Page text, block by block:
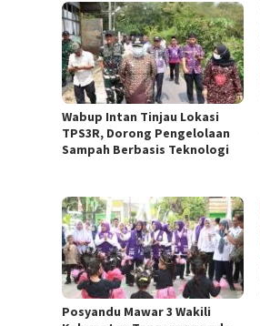
Wabup Intan Tinjau Lokasi
TPS3R, Dorong Pengelolaan
Sampah Berbasis Teknologi
Posyandu Mawar 3 Wakili